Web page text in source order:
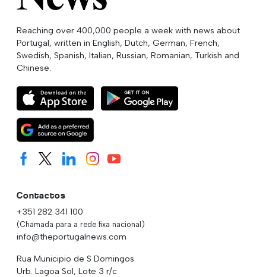
Reaching over 400,000 people a week with news about
Portugal, written in English, Dutch, German, French,
Swedish, Spanish, Italian, Russian, Romanian, Turkish and
Chinese.
Contactos
+351 282 341 100
(Chamada para a rede fixa nacional)
info@theportugalnews.com
Rua Municipio de S Domingos
Urb. Lagoa Sol, Lote 3 r/c